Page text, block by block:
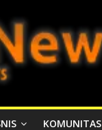
KOMUNITAS